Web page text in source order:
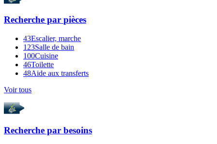
Recherche par pièces
43Escalier, marche
123Salle de bain
100Cuisine
46Toilette
48Aide aux transferts
Voir tous
Recherche par besoins